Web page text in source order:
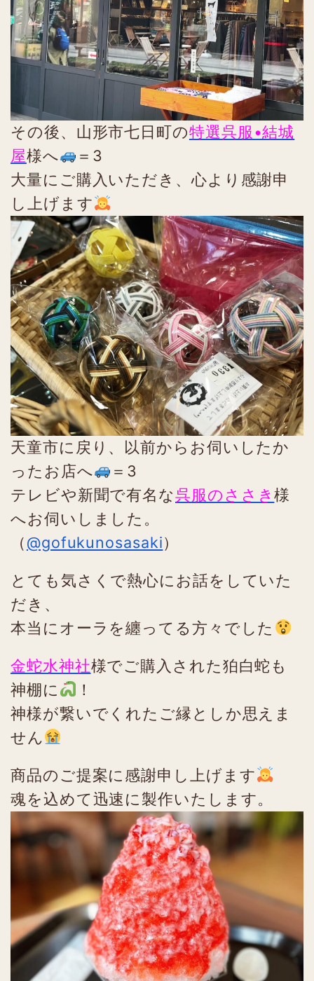
その後、山形市七日町の特選呉服•結城
屋様へ
＝3
大量にご購入いただき、心より感謝申
し上げます
天童市に戻り、以前からお伺いしたか
ったお店へ
＝3
テレビや新聞で有名な呉服のささき様
へお伺いしました。
（@gofukunosasaki）
とても気さくで熱心にお話をしていた
だき、
本当にオーラを纏ってる方々でした
金蛇水神社様でご購入された狛白蛇も
神棚に
！
神様が繋いでくれたご縁としか思えま
せん
商品のご提案に感謝申し上げます
魂を込めて迅速に製作いたします。